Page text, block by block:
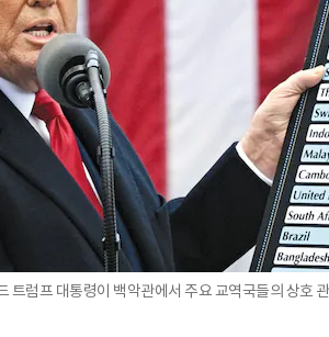
트럼프 대통령이 백악관에서 주요 교역국들의 상호